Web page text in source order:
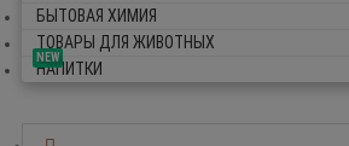
БЫТОВАЯ ХИМИЯ
ТОВАРЫ ДЛЯ ЖИВОТНЫХ
NEW
НАПИТКИ